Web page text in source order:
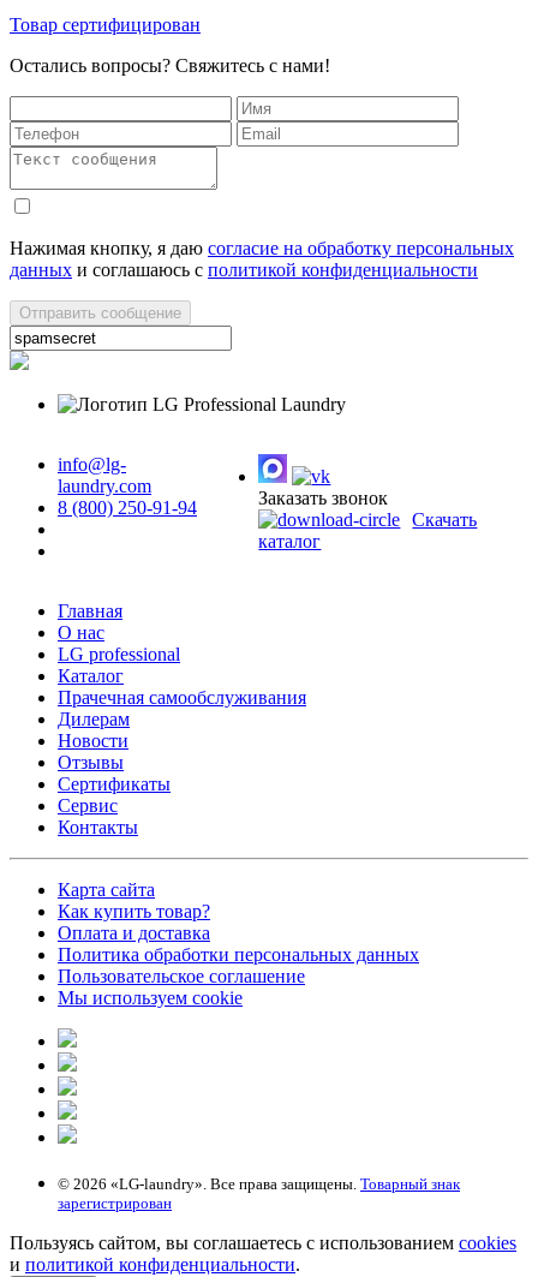
Товар сертифицирован
Остались вопросы? Свяжитесь с нами!
Нажимая кнопку, я даю cогласие на обработку персональных
данных и соглашаюсь с политикой конфиденциальности
Отправить сообщение
info@lg-
laundry.com
8 (800) 250-91-94
Заказать звонок
Скачать
каталог
Главная
О нас
LG professional
Каталог
Прачечная самообслуживания
Дилерам
Новости
Отзывы
Сертификаты
Сервис
Контакты
Карта сайта
Как купить товар?
Оплата и доставка
Политика обработки персональных данных
Пользовательское соглашение
Мы используем cookie
© 2026 «LG-laundry». Все права защищены. Товарный знак
зарегистрирован
Пользуясь сайтом, вы соглашаетесь с использованием cookies
и политикой конфиденциальности.